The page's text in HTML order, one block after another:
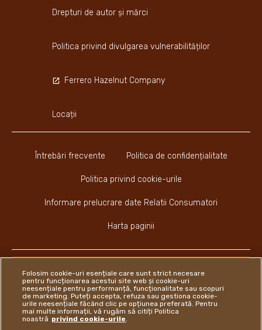
Întrebări frecvente Politica de confidențialitate
Politica privind cookie-urile
Informare prelucrare date Relatii Consumatori
Harta paginii
Drepturi de autor și mărci
Politica privind divulgarea vulnerabilităților
Ferrero Hazelnut Company
Locații
Youtube Channel
Instagram
LinkedIn
Folosim cookie-uri esențiale care sunt strict necesare
pentru funcționarea acestui site web și cookie-uri
neesențiale pentru performanță, funcționalitate sau scopuri
de marketing. Puteți accepta, refuza sau gestiona cookie-
urile neesențiale făcând clic pe opțiunea preferată. Pentru
mai multe informații, vă rugăm să citiți Politica
noastră privind cookie-urile.